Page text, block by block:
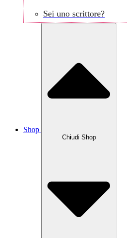
Sei uno scrittore?
Shop
Chiudi Shop